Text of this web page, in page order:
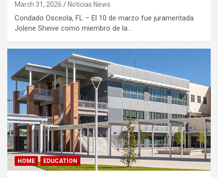
March 31, 2026 Noticias News
Condado Osceola, FL – El 10 de marzo fue juramentada
Jolene Sheive como miembro de la…
HOME EDUCATION